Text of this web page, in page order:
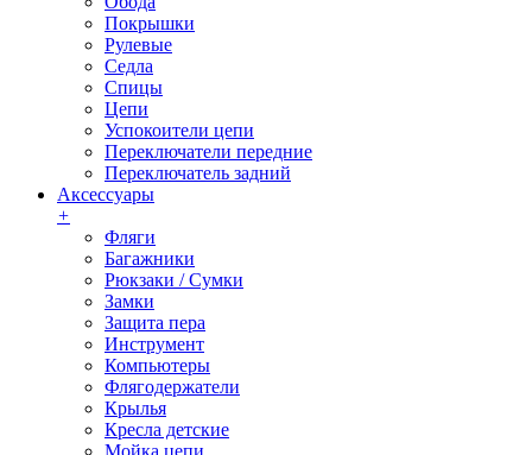
Покрышки
Рулевые
Седла
Спицы
Цепи
Успокоители цепи
Переключатели передние
Переключатель задний
Аксессуары
+
Фляги
Багажники
Рюкзаки / Сумки
Замки
Защита пера
Инструмент
Компьютеры
Флягодержатели
Крылья
Кресла детские
Мойка цепи